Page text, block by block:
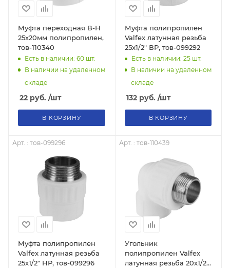
Муфта переходная В-Н
25х20мм полипропилен,
тов-110340
Есть в наличии: 60 шт.
В наличии на удаленном
складе
22 руб. /шт
В КОРЗИНУ
Муфта полипропилен
Valfex латунная резьба
25х1/2" ВР, тов-099292
Есть в наличии: 25шт.
В наличии на удаленном
складе
132руб. /шт
В КОРЗИНУ
Арт. : тов-099296
Муфта полипропилен
Valfex латунная резьба
25х1/2" НР, тов-099296
Арт. : тов-110439
Угольник
полипропилен Valfex
латунная резьба 20х1/2"